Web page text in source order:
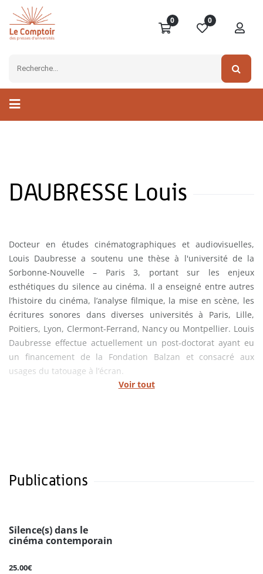
0 0
DAUBRESSE Louis
Voir tout
Docteur en études cinématographiques et audiovisuelles,
Louis Daubresse a soutenu une thèse à l'université de la
Sorbonne-Nouvelle – Paris 3, portant sur les enjeux
esthétiques du silence au cinéma. Il a enseigné entre autres
l’histoire du cinéma, l’analyse filmique, la mise en scène, les
écritures sonores dans diverses universités à Paris, Lille,
Poitiers, Lyon, Clermont-Ferrand, Nancy ou Montpellier. Louis
Daubresse effectue actuellement un post-doctorat ayant eu
un financement de la Fondation Balzan et consacré aux
usages du tatouage à l’écran.
Publications
Silence(s) dans le
cinéma contemporain
25.00€